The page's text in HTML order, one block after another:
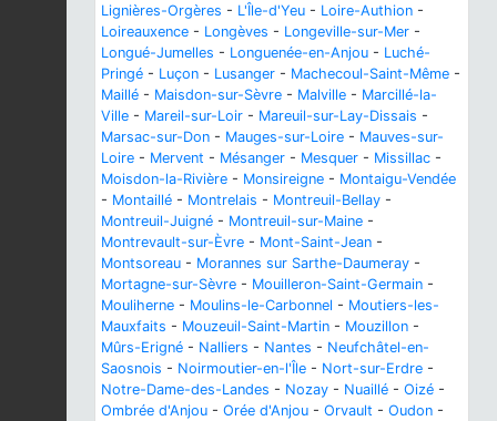
Lignières-Orgères - L'Île-d'Yeu - Loire-Authion -
Loireauxence - Longèves - Longeville-sur-Mer -
Longué-Jumelles - Longuenée-en-Anjou - Luché-
Pringé - Luçon - Lusanger - Machecoul-Saint-Même -
Maillé - Maisdon-sur-Sèvre - Malville - Marcillé-la-
Ville - Mareil-sur-Loir - Mareuil-sur-Lay-Dissais -
Marsac-sur-Don - Mauges-sur-Loire - Mauves-sur-
Loire - Mervent - Mésanger - Mesquer - Missillac -
Moisdon-la-Rivière - Monsireigne - Montaigu-Vendée
- Montaillé - Montrelais - Montreuil-Bellay -
Montreuil-Juigné - Montreuil-sur-Maine -
Montrevault-sur-Èvre - Mont-Saint-Jean -
Montsoreau - Morannes sur Sarthe-Daumeray -
Mortagne-sur-Sèvre - Mouilleron-Saint-Germain -
Mouliherne - Moulins-le-Carbonnel - Moutiers-les-
Mauxfaits - Mouzeuil-Saint-Martin - Mouzillon -
Mûrs-Erigné - Nalliers - Nantes - Neufchâtel-en-
Saosnois - Noirmoutier-en-l'Île - Nort-sur-Erdre -
Notre-Dame-des-Landes - Nozay - Nuaillé - Oizé -
Ombrée d'Anjou - Orée d'Anjou - Orvault - Oudon -